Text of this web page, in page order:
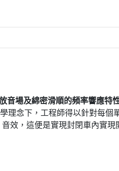
音場及綿密滑順的頻率響應特
學理念下，工程師得以針對每
效，這便是實現封閉車內實現